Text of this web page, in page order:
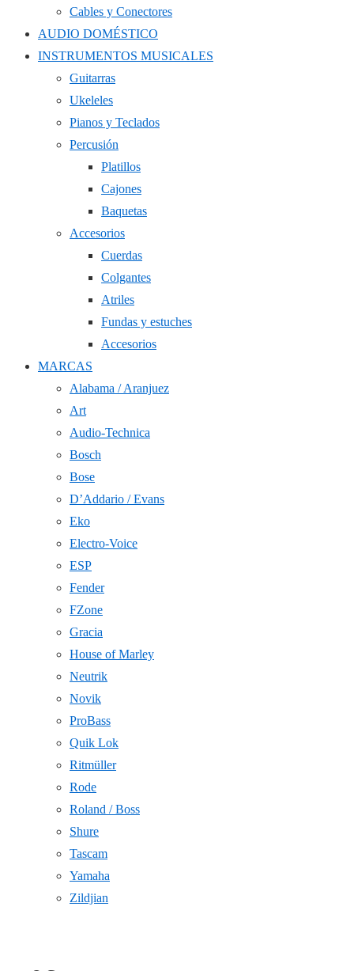
Cables y Conectores
AUDIO DOMÉSTICO
INSTRUMENTOS MUSICALES
Guitarras
Ukeleles
Pianos y Teclados
Percusión
Platillos
Cajones
Baquetas
Accesorios
Cuerdas
Colgantes
Atriles
Fundas y estuches
Accesorios
MARCAS
Alabama / Aranjuez
Art
Audio-Technica
Bosch
Bose
D’Addario / Evans
Eko
Electro-Voice
ESP
Fender
FZone
Gracia
House of Marley
Neutrik
Novik
ProBass
Quik Lok
Ritmüller
Rode
Roland / Boss
Shure
Tascam
Yamaha
Zildjian